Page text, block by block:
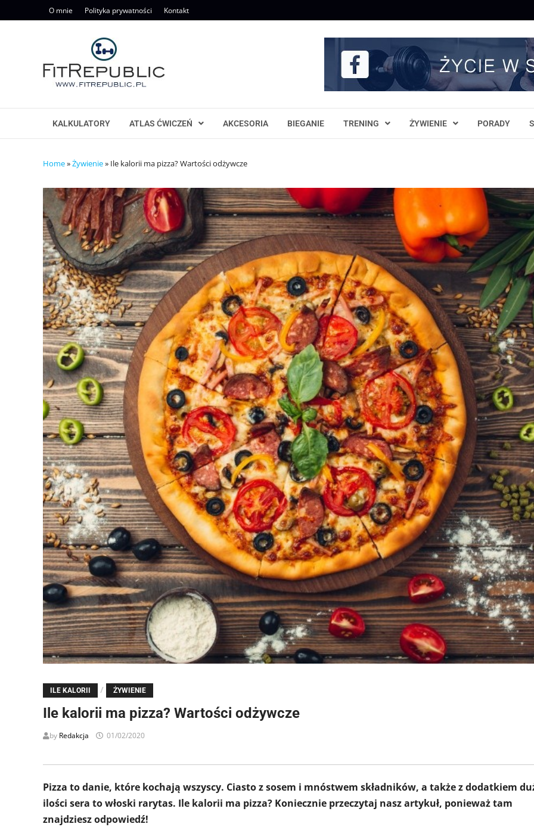
to
O mnie Polityka prywatności Kontakt
KALKULATORY ATLAS ĆWICZEŃ AKCESORIA BIEGANIE TRENING ŻYWIENIE PORADY
Home»Żywienie» Ile kalorii ma pizza? Wartości odżywcze
ILE KALORII / ŻYWIENIE
Ile kalorii ma pizza? Wartości odżywcze
by Redakcja 01/02/2020
Pizza to danie, które kochają wszyscy. Ciasto z sosem i mnóstwem składników, a także z dodatkiem
ilości sera to włoski rarytas. Ile kalorii ma pizza? Koniecznie przeczytaj nasz artykuł, ponieważ tam
znajdziesz odpowiedź!